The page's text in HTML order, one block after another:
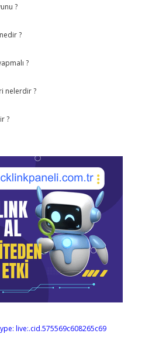
?
?
?
nelerdir ?
?
live:.cid.575569c608265c69